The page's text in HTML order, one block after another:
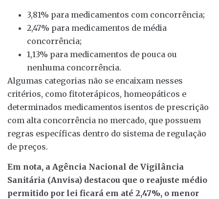
3,81% para medicamentos com concorrência;
2,47% para medicamentos de média
concorrência;
1,13% para medicamentos de pouca ou
nenhuma concorrência.
Algumas categorias não se encaixam nesses
critérios, como fitoterápicos, homeopáticos e
determinados medicamentos isentos de prescrição
com alta concorrência no mercado, que possuem
regras específicas dentro do sistema de regulação
de preços.
Em nota, a Agência Nacional de Vigilância
Sanitária (Anvisa) destacou que o reajuste médio
permitido por lei ficará em até 2,47%, o menor